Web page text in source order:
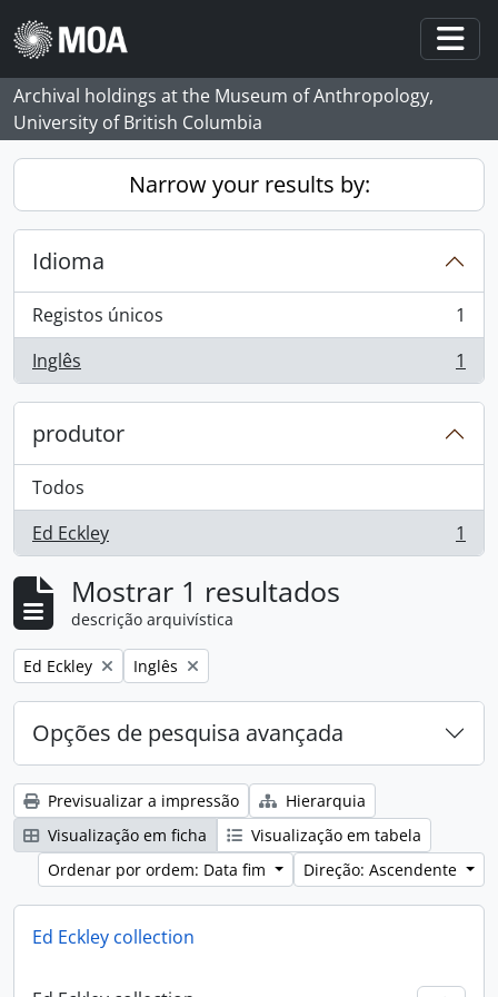
Skip to main content
Archival holdings at the Museum of Anthropology,
University of British Columbia
Narrow your results by:
Idioma
Registos únicos
, 1 resultados
1
Inglês
, 1 resultados 1
produtor
Todos
Ed Eckley
, 1 resultados 1
Mostrar 1 resultados
descrição arquivística
Remove filter:
Ed Eckley Remove filter:
Inglês
Opções de pesquisa avançada
Previsualizar a impressão
Hierarquia
Visualização em ficha
Visualização em tabela
Ordenar por ordem: Data fim
Direção: Ascendente
Ed Eckley collection